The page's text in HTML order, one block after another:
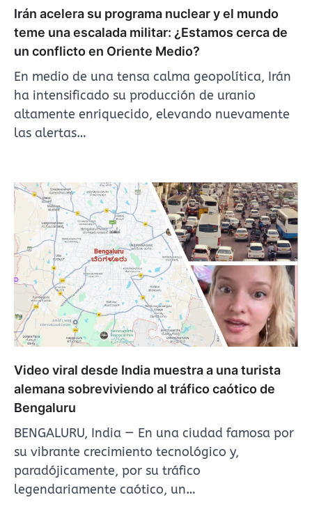
Irán acelera su programa nuclear y el mundo
teme una escalada militar: ¿Estamos cerca de
un conflicto en Oriente Medio?
En medio de una tensa calma geopolítica, Irán
ha intensificado su producción de uranio
altamente enriquecido, elevando nuevamente
las alertas…
Video viral desde India muestra a una turista
alemana sobreviviendo al tráfico caótico de
Bengaluru
BENGALURU, India — En una ciudad famosa por
su vibrante crecimiento tecnológico y,
paradójicamente, por su tráfico
legendariamente caótico, un…